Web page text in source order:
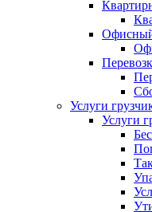
Услуги
Услуги